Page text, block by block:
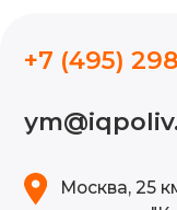
МЫ В СОЦ. СЕТЯХ